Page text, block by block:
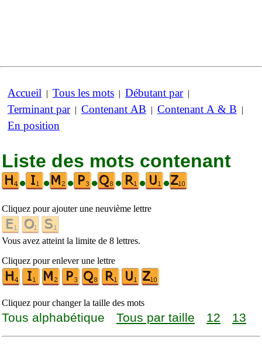
Accueil | Tous les mots | Débutant par|
Terminant par| Contenant AB | Contenant A & B |
En position
Liste des mots contenant
•
• • • • • •
Cliquez pour ajouter une neuvième lettre
Vous avez atteint la limite de 8 lettres.
Cliquez pour enlever une lettre
Cliquez pour changer la taille des mots
Tous alphabétique Tous par taille 12 13